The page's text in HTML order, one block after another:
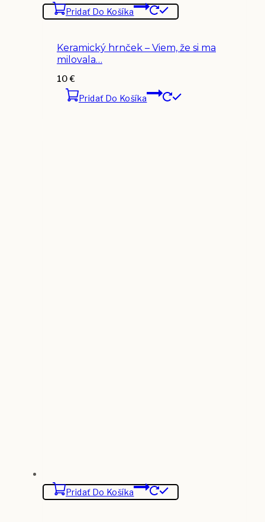
Pridať Do Košíka
Keramický hrnček – Viem, že si ma
milovala…
10€
Pridať Do Košíka
Pridať Do Košíka